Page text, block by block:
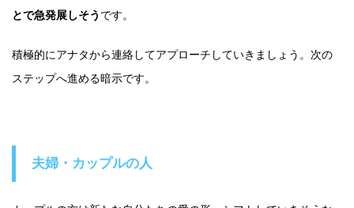
とで急発展しそう です。
積極的にアナタから連絡してアプローチしていきましょう。次の
ステップへ進める暗示です。
夫婦・カップルの人